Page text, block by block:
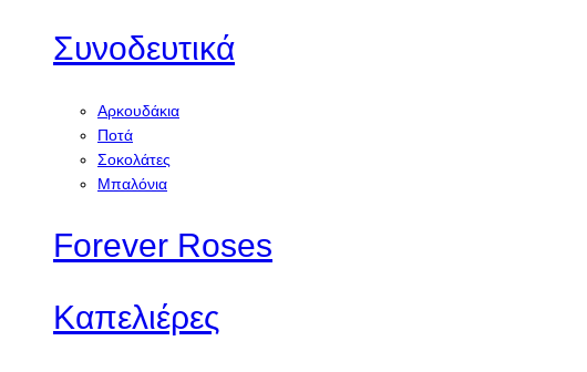
Συνοδευτικά
Αρκουδάκια
Ποτά
Σοκολάτες
Μπαλόνια
Forever Roses
Καπελιέρες